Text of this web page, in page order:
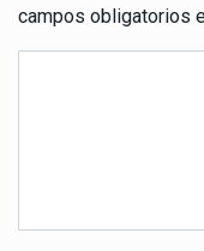
campos obligatorios